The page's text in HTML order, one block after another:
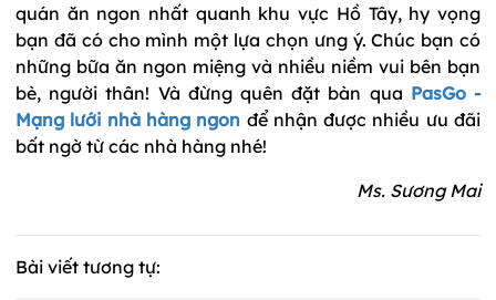
quán ăn ngon nhất quanh khu vực Hồ Tây, hy vọng
bạn đã có cho mình một lựa chọn ưng ý. Chúc bạn có
những bữa ăn ngon miệng và nhiều niềm vui bên bạn
bè, người thân! Và đừng quên đặt bàn qua PasGo -
Mạng lưới nhà hàng ngon để nhận được nhiều ưu đãi
bất ngờ từ các nhà hàng nhé!
Ms. Sương Mai
Bài viết tương tự: